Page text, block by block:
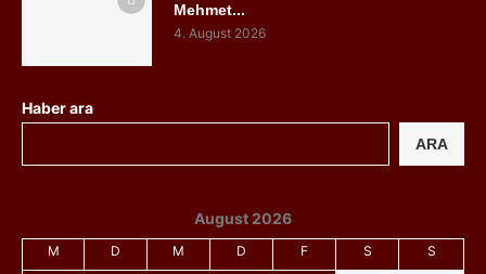
Mehmet...
4. August 2026
Haber ara
ARA
August 2026
M D M D F S S